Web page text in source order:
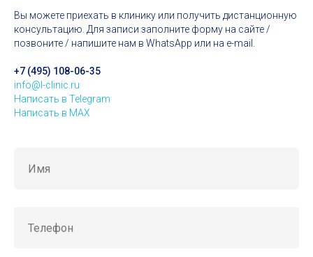
Вы можете приехать в клинику или получить дистанционную
консультацию. Для записи заполните форму на сайте /
позвоните / напишите нам в WhatsApp или на e-mail.
+7 (495) 108-06-35
info@l-clinic.ru
Написать в Telegram
Написать в MAX